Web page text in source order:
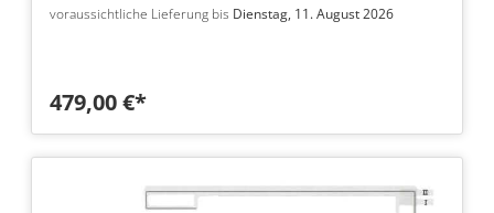
voraussichtliche Lieferung bis Dienstag, 11. August 2026
479,00 €*